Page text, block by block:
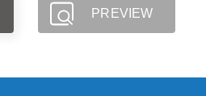
PREVIEW